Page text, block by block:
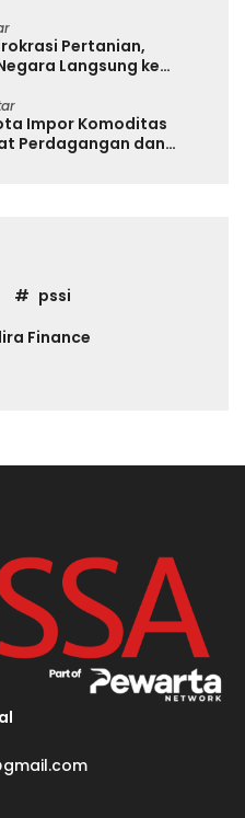
Pertanian,
Langsung ke
Impor Komoditas
Perdagangan dan
pssi
Finance